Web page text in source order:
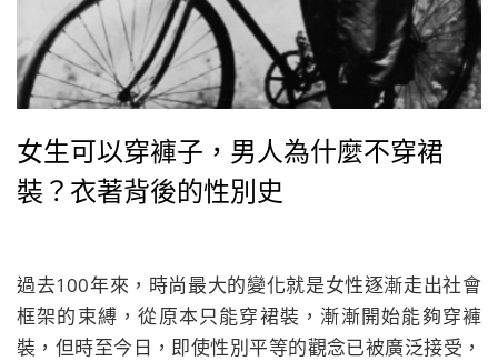
女生可以穿褲子，男人為什麼不穿裙
裝？衣著背後的性別史
過去100年來，時尚最大的變化就是女性逐漸走出社會
框架的束縛，從原本只能穿裙裝，漸漸開始能夠穿褲
裝，但時至今日，即使性別平等的觀念已被廣泛接受，